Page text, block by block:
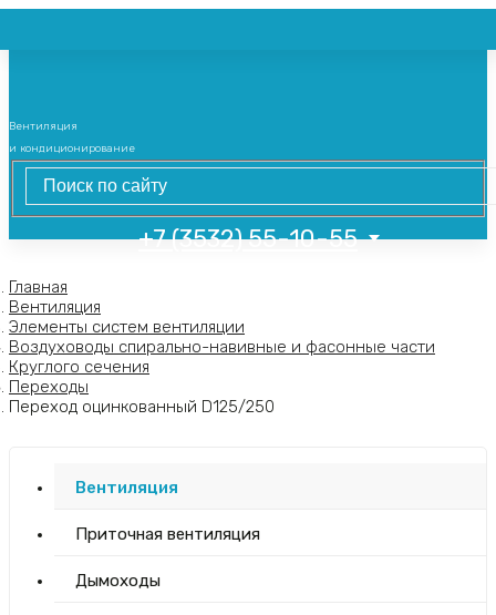
Вентиляция
и кондиционирование
+7 (3532) 55-10-55
Главная
Вентиляция
Элементы систем вентиляции
Воздуховоды спирально-навивные и фасонные части
Круглого сечения
Переходы
Переход оцинкованный D125/250
Вентиляция
Приточная вентиляция
Дымоходы